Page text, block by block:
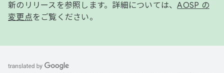
新のリリースを参照します。詳細については、AOSP の
変更点をご覧ください。